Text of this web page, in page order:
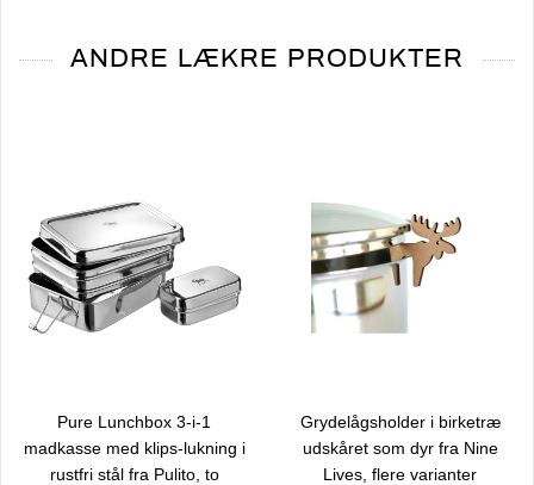
ANDRE LÆKRE PRODUKTER
Pure Lunchbox 3-i-1
madkasse med klips-lukning i
rustfri stål fra Pulito, to
Grydelågsholder i birketræ
udskåret som dyr fra Nine
Lives, flere varianter